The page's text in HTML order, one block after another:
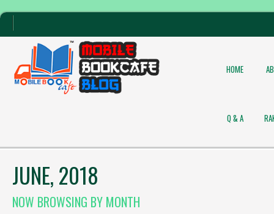
HOME
Q & A
JUNE, 2018
NOW BROWSING BY MONTH